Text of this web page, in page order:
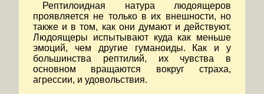
Рептилоидная натура людоящеров
проявляется не только в их внешности, но
также и в том, как они думают и действуют.
Людоящеры испытывают куда как меньше
эмоций, чем другие гуманоиды. Как и у
большинства рептилий, их чувства в
основном вращаются вокруг страха,
агрессии, и удовольствия.